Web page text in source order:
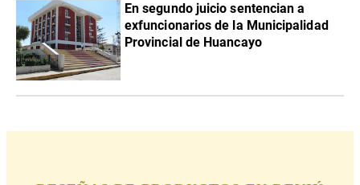
En segundo juicio sentencian a
exfuncionarios de la Municipalidad
Provincial de Huancayo